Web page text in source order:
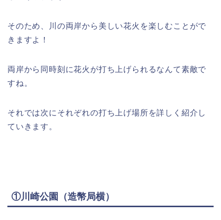
そのため、川の両岸から美しい花火を楽しむことがで
きますよ！
両岸から同時刻に花火が打ち上げられるなんて素敵で
すね。
それでは次にそれぞれの打ち上げ場所を詳しく紹介し
ていきます。
①川崎公園（造幣局横）